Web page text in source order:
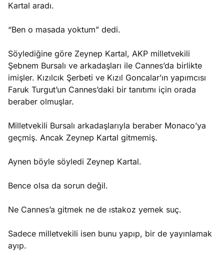
Kartal aradı.
“Ben o masada yoktum” dedi.
Söylediğine göre Zeynep Kartal, AKP milletvekili
Şebnem Bursalı ve arkadaşları ile Cannes’da birlikte
imişler. Kızılcık Şerbeti ve Kızıl Goncalar’ın yapımcısı
Faruk Turgut’un Cannes’daki bir tanıtımı için orada
beraber olmuşlar.
Milletvekili Bursalı arkadaşlarıyla beraber Monaco’ya
geçmiş. Ancak Zeynep Kartal gitmemiş.
Aynen böyle söyledi Zeynep Kartal.
Bence olsa da sorun değil.
Ne Cannes’a gitmek ne de ıstakoz yemek suç.
Sadece milletvekili isen bunu yapıp, bir de yayınlamak
ayıp.